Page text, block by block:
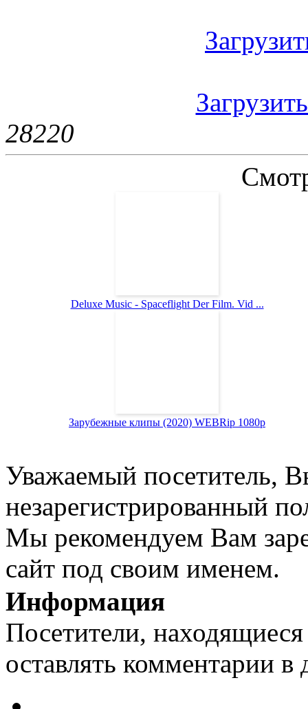
28220
Deluxe Music - Spaceflight Der Film. Vid ...
Зарубежные клипы (2020) WEBRip 1080p
Уважаемый посетитель,
незарегистрированный
Мы рекомендуем Вам
сайт под своим именем.
Информация
Посетители,
оставлять комментарии в